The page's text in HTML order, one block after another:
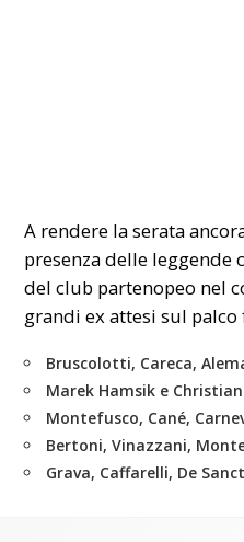
A rendere la serata
presenza delle leggende
del club partenopeo nel
grandi ex attesi sul palco
Bruscolotti, Careca,
Marek Hamsik e
Montefusco, Cané,
Bertoni, Vinazzani,
Grava, Caffarelli, De